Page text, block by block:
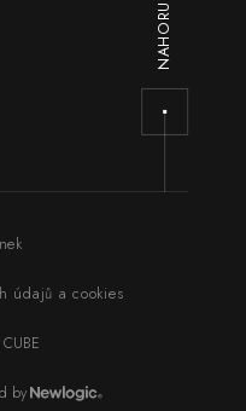
NAHORU
údajů a cookies
by